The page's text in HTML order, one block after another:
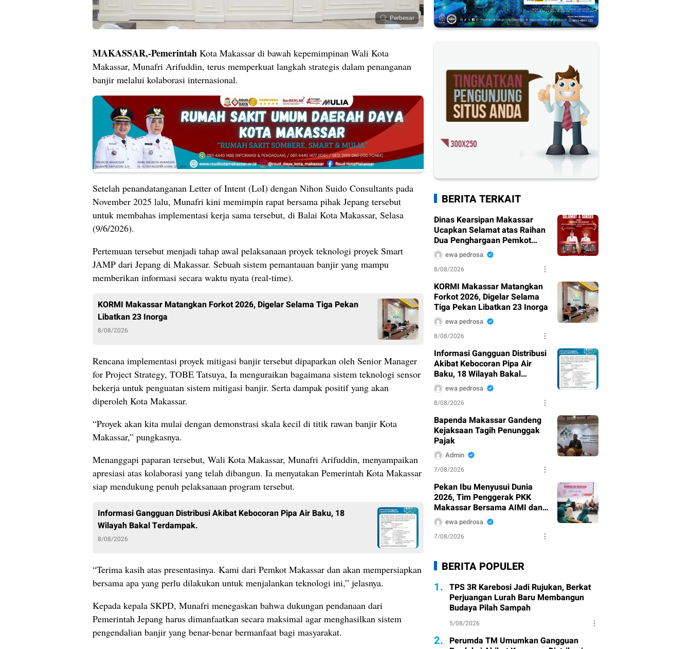
Perbesar
MAKASSAR,-Pemerintah Kota Makassar di bawah kepemimpinan Wali Kota
Makassar, Munafri Arifuddin, terus memperkuat langkah strategis dalam penanganan
banjir melalui kolaborasi internasional.
Setelah penandatanganan Letter of Intent (LoI) dengan Nihon Suido Consultants pada
November 2025 lalu, Munafri kini memimpin rapat bersama pihak Jepang tersebut
untuk membahas implementasi kerja sama tersebut, di Balai Kota Makassar, Selasa
(9/6/2026).
Pertemuan tersebut menjadi tahap awal pelaksanaan proyek teknologi proyek Smart
JAMP dari Jepang di Makassar. Sebuah sistem pemantauan banjir yang mampu
memberikan informasi secara waktu nyata (real-time).
KORMI Makassar Matangkan Forkot 2026, Digelar Selama Tiga Pekan
Libatkan 23 Inorga
8/08/2026
Rencana implementasi proyek mitigasi banjir tersebut dipaparkan oleh Senior Manager
for Project Strategy, TOBE Tatsuya, Ia menguraikan bagaimana sistem teknologi sensor
bekerja untuk penguatan sistem mitigasi banjir. Serta dampak positif yang akan
diperoleh Kota Makassar.
“Proyek akan kita mulai dengan demonstrasi skala kecil di titik rawan banjir Kota
Makassar,” pungkasnya.
Menanggapi paparan tersebut, Wali Kota Makassar, Munafri Arifuddin, menyampaikan
apresiasi atas kolaborasi yang telah dibangun. Ia menyatakan Pemerintah Kota Makassar
siap mendukung penuh pelaksanaan program tersebut.
Informasi Gangguan Distribusi Akibat Kebocoran Pipa Air Baku, 18
Wilayah Bakal Terdampak.
8/08/2026
“Terima kasih atas presentasinya. Kami dari Pemkot Makassar dan akan mempersiapkan
bersama apa yang perlu dilakukan untuk menjalankan teknologi ini,” jelasnya.
Kepada kepala SKPD, Munafri menegaskan bahwa dukungan pendanaan dari
Pemerintah Jepang harus dimanfaatkan secara maksimal agar menghasilkan sistem
pengendalian banjir yang benar-benar bermanfaat bagi masyarakat.
BERITA TERKAIT
Dinas Kearsipan Makassar
Ucapkan Selamat atas Raihan
Dua Penghargaan Pemkot
Makassar di Detiktimur
Awards 2026
ewa pedrosa
8/08/2026
KORMI Makassar Matangkan
Forkot 2026, Digelar Selama
Tiga Pekan Libatkan 23 Inorga
ewa pedrosa
8/08/2026
Informasi Gangguan Distribusi
Akibat Kebocoran Pipa Air
Baku, 18 Wilayah Bakal
Terdampak.
ewa pedrosa
8/08/2026
Bapenda Makassar Gandeng
Kejaksaan Tagih Penunggak
Pajak
Admin
7/08/2026
Pekan Ibu Menyusui Dunia
2026, Tim Penggerak PKK
Makassar Bersama AIMI dan
Dinkes Bekali 300 Peserta
Edukasi ASI Eksklusif
ewa pedrosa
7/08/2026
BERITA POPULER
1. TPS 3R Karebosi Jadi Rujukan, Berkat
Perjuangan Lurah Baru Membangun
Budaya Pilah Sampah
5/08/2026
2. Perumda TM Umumkan Gangguan